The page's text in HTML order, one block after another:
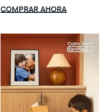
COMPRAR AHORA